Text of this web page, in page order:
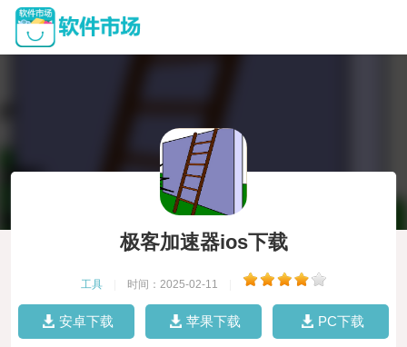
极客加速器ios下载
工具 时间：2025-02-11
安卓下载 苹果下载 PC下载